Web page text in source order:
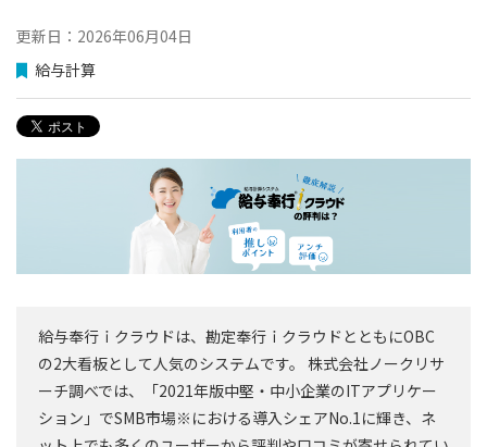
更新日：2026年06月04日
給与計算
給与奉行ｉクラウドは、勘定奉行ｉクラウドとともにOBC
の2大看板として人気のシステムです。 株式会社ノークリサ
ーチ調べでは、「2021年版中堅・中小企業のITアプリケー
ション」でSMB市場※における導入シェアNo.1に輝き、ネ